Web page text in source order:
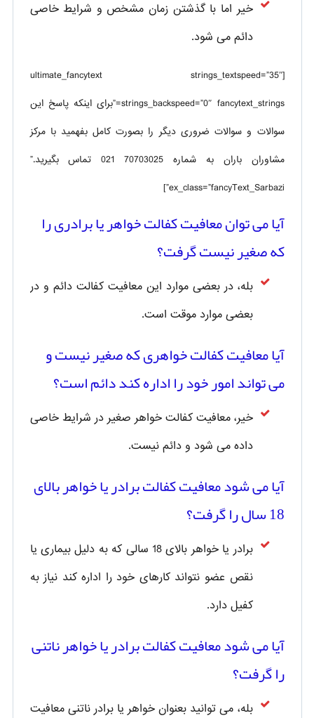
خیر اما با گذشتن زمان مشخص و شرایط خاصی
دائم می شود.
[ultimate_fancytext strings_textspeed=”35″
strings_backspeed=”0″ fancytext_strings=”برای اینکه پاسخ این
سوالات و سوالات ضروری دیگر را بصورت کامل بفهمید با مرکز
مشاوران باران به شماره 70703025 021 تماس بگیرید.”
ex_class=”fancyText_Sarbazi”]
آیا می توان معافیت کفالت خواهر یا برادری را
که صغیر نیست گرفت؟
بله، در بعضی موارد این معافیت کفالت دائم و در
بعضی موارد موقت است.
آیا معافیت کفالت خواهری که صغیر نیست و
می تواند امور خود را اداره کند دائم است؟
خیر، معافیت کفالت خواهر صغیر در شرایط خاصی
داده می شود و دائم نیست.
آیا می شود معافیت کفالت برادر یا خواهر بالای
18 سال را گرفت؟
برادر یا خواهر بالای 18 سالی که به دلیل بیماری یا
نقص عضو نتواند کارهای خود را اداره کند نیاز به
کفیل دارد.
آیا می شود معافیت کفالت برادر یا خواهر ناتنی
را گرفت؟
بله، می توانید بعنوان خواهر یا برادر ناتنی معافیت